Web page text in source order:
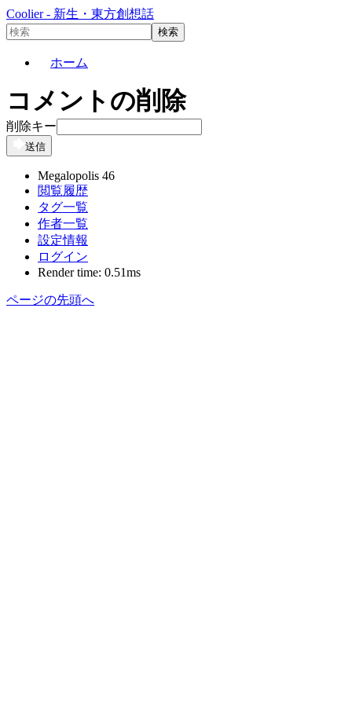
Coolier - 新生・東方創想話
ホーム
コメントの削除
削除キー
送信
Megalopolis 46
閲覧履歴
タグ一覧
作者一覧
設定情報
ログイン
Render time: 0.51ms
ページの先頭へ